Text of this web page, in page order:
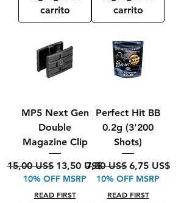
carrito
carrito
MP5 Next Gen
Double
Magazine Clip
Precio
15,00 US$ Precio de oferta
13,50 US$
10% OFF MSRP
READ FIRST
Perfect Hit BB
0.2g (3'200
Shots)
Precio
7,50 US$ Precio de
6,75 US$
10% OFF MSRP
READ FIRST